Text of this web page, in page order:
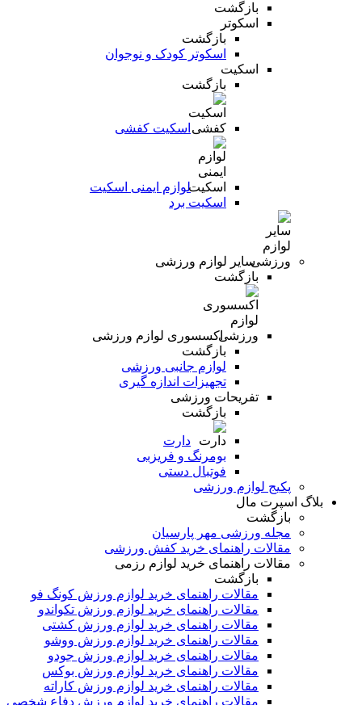
بازگشت
اسکوتر
بازگشت
اسکوتر کودک و نوجوان
اسکیت
بازگشت
اسکیت کفشی
لوازم ایمنی اسکیت
اسکیت برد
سایر لوازم ورزشی
بازگشت
اکسسوری لوازم ورزشی
بازگشت
لوازم جانبی ورزشی
تجهیزات اندازه گیری
تفریحات ورزشی
بازگشت
دارت
بومرنگ و فریزبی
فوتبال دستی
پکیج لوازم ورزشی
بلاگ اسپرت مال
بازگشت
مجله ورزشی مهر پارسیان
مقالات راهنمای خرید کفش ورزشی
مقالات راهنمای خرید لوازم رزمی
بازگشت
مقالات راهنمای خرید لوازم ورزش کونگ فو
مقالات راهنمای خرید لوازم ورزش تکواندو
مقالات راهنمای خرید لوازم ورزش کشتی
مقالات راهنمای خرید لوازم ورزش ووشو
مقالات راهنمای خرید لوازم ورزش جودو
مقالات راهنمای خرید لوازم ورزش بوکس
مقالات راهنمای خرید لوازم ورزش کاراته
مقالات راهنمای خرید لوازم ورزش دفاع شخصی